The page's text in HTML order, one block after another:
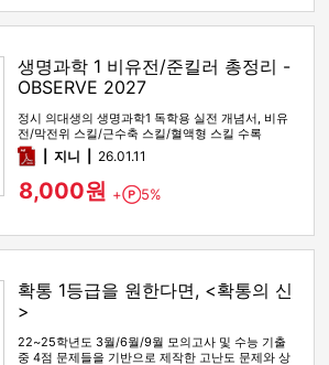
생명과학 1 비유전/준킬러 총정리 -
OBSERVE 2027
정시 의대생의 생명과학1 독학용 실전 개념서, 비유
전/막전위 스킬/근수축 스킬/혈액형 스킬 수록
pdf지니 26.01.11
8,000원 + Point
5%
확통 1등급을 원한다면, <확통의 신
>
22~25학년도 3월/6월/9월 모의고사 및 수능 기출
중 4점 문제들을 기반으로 제작한 고난도 문제와 상